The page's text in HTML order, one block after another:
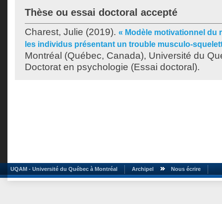
Thèse ou essai doctoral accepté
Charest, Julie (2019). « Modèle motivationnel du
les individus présentant un trouble musculo-
Montréal (Québec, Canada), Université du
Doctorat en psychologie (Essai doctoral).
UQAM - Université du Québec à Montréal Archipel Nous écrire